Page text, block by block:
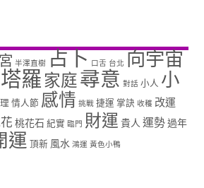
半澤直樹 占卜 口舌 台北 向宇宙
塔羅家庭尋意 對話 小人 小
情人節 感情 挑戰 捷運 掌訣 收穫 改運
桃花石 紀實 臨門 財運 貴人 運勢過年
運 頂新 風水 鴻運 黃色小鴨